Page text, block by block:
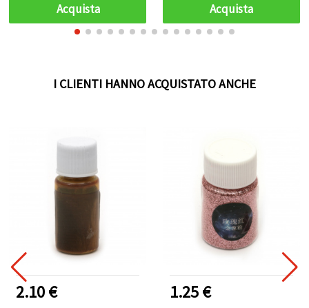
Acquista Acquista
I CLIENTI HANNO ACQUISTATO ANCHE
2.10 € 1.25 €